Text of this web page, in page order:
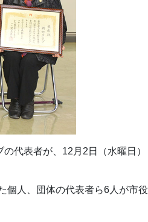
代表者が、12月2日（水曜日）
個人、団体の代表者ら6人が市役